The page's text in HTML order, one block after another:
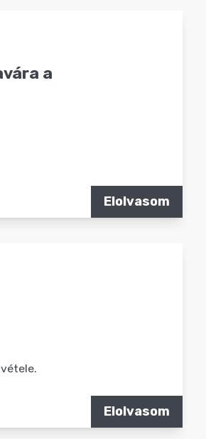
a
Elolvasom
Elolvasom